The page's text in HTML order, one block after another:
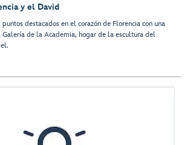
y el David
destacados en el corazón de Florencia con una
de la Academia, hogar de la escultura del